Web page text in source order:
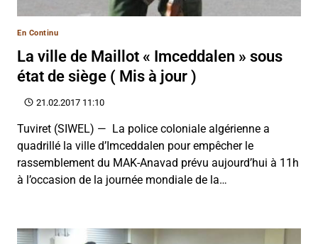
En Continu
La ville de Maillot « Imceddalen » sous
état de siège ( Mis à jour )
21.02.2017 11:10
Tuviret (SIWEL) — La police coloniale algérienne a
quadrillé la ville d’Imceddalen pour empêcher le
rassemblement du MAK-Anavad prévu aujourd’hui à 11h
à l’occasion de la journée mondiale de la…